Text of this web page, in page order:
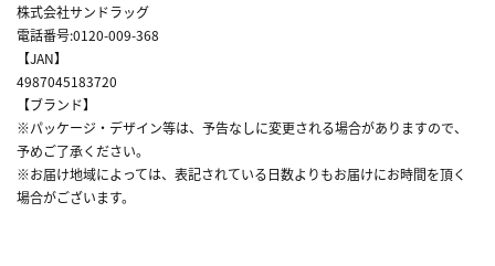
株式会社サンドラッグ
電話番号:0120-009-368
【JAN】
4987045183720
【ブランド】
※パッケージ・デザイン等は、予告なしに変更される場合がありますので、
予めご了承ください。
※お届け地域によっては、表記されている日数よりもお届けにお時間を頂く
場合がございます。